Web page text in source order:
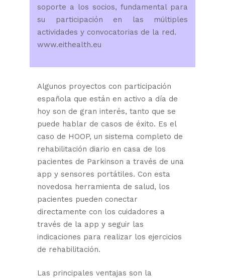
soporte a los socios, fundamental para
su participación en las múltiples
actividades y convocatorias de la red.
www.eithealth.eu
Algunos proyectos con participación
española que están en activo a día de
hoy son de gran interés, tanto que se
puede hablar de casos de éxito. Es el
caso de HOOP, un sistema completo de
rehabilitación diario en casa de los
pacientes de Parkinson a través de una
app y sensores portátiles. Con esta
novedosa herramienta de salud, los
pacientes pueden conectar
directamente con los cuidadores a
través de la app y seguir las
indicaciones para realizar los ejercicios
de rehabilitación.
Las principales ventajas son la